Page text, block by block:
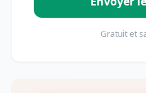
Gratuit et